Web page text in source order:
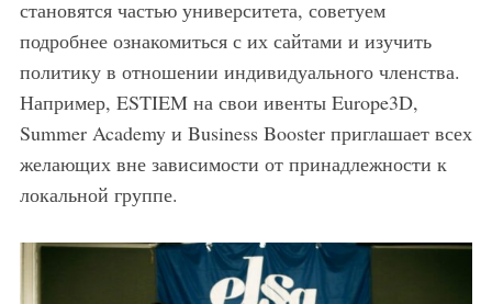
становятся частью университета, советуем
подробнее ознакомиться с их сайтами и изучить
политику в отношении индивидуального членства.
Например, ESTIEM на свои ивенты Europe3D,
Summer Academy и Business Booster приглашает всех
желающих вне зависимости от принадлежности к
локальной группе.